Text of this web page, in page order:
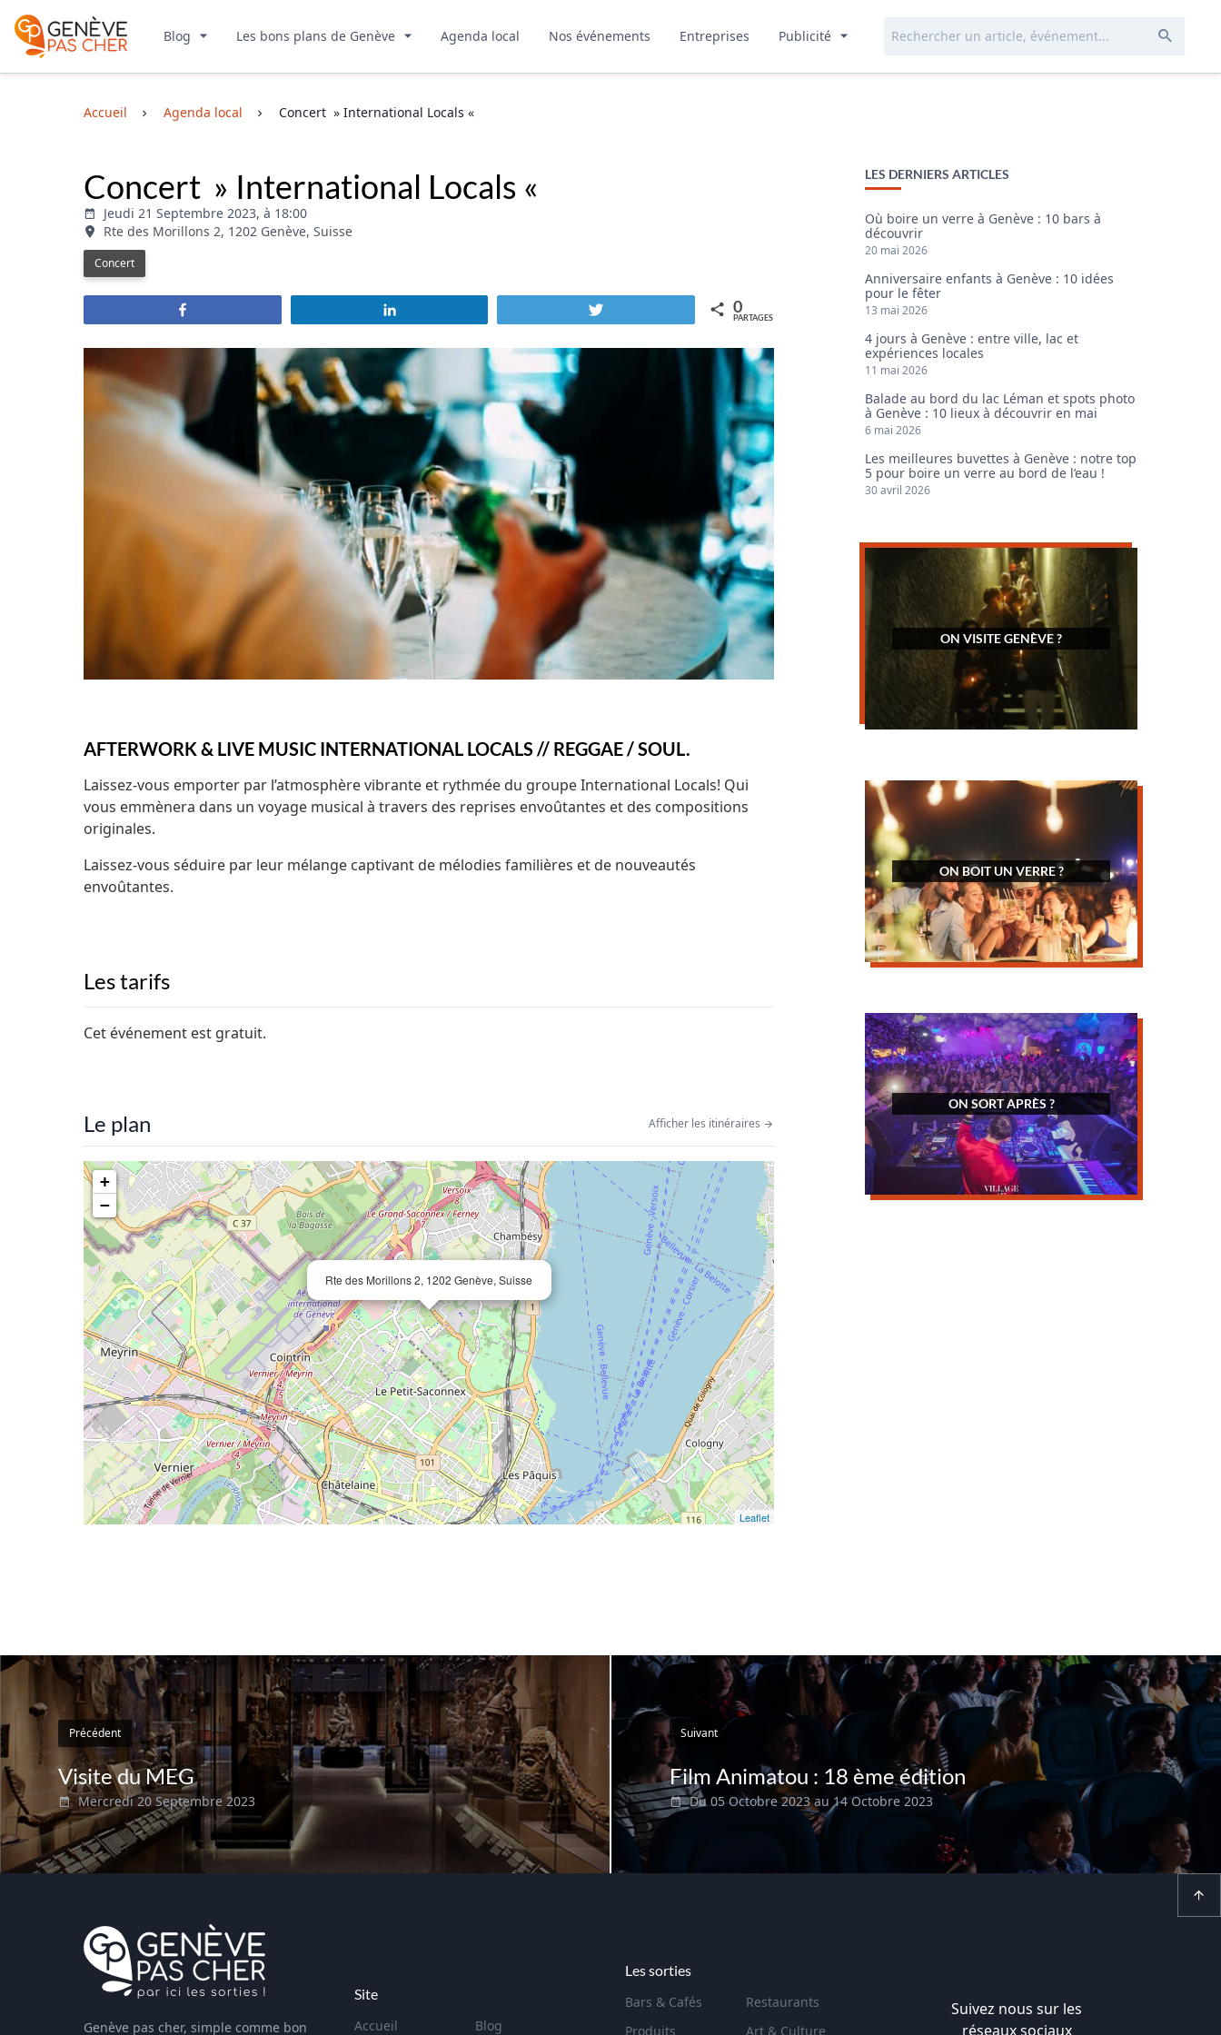
Blog Les bons plans de Genève Agenda local Nos événements Entreprises Publicité
Accueil Agenda local Concert » International Locals «
Concert » International Locals «
Jeudi 21 Septembre 2023, à 18:00
Rte des Morillons 2, 1202 Genève, Suisse
Concert
0
PARTAGES
AFTERWORK & LIVE MUSIC INTERNATIONAL LOCALS // REGGAE / SOUL.
Laissez-vous emporter par l’atmosphère vibrante et rythmée du groupe International Locals! Qui
vous emmènera dans un voyage musical à travers des reprises envoûtantes et des compositions
originales.
Laissez-vous séduire par leur mélange captivant de mélodies familières et de nouveautés
envoûtantes.
Les tarifs
Cet événement est gratuit.
Le plan Afficher les itinéraires
Rte des Morillons 2, 1202 Genève, Suisse
+
−
Leaflet
LES DERNIERS ARTICLES
Où boire un verre à Genève : 10 bars à
découvrir
20 mai 2026
Anniversaire enfants à Genève : 10 idées
pour le fêter
13 mai 2026
4 jours à Genève : entre ville, lac et
expériences locales
11 mai 2026
Balade au bord du lac Léman et spots photo
à Genève : 10 lieux à découvrir en mai
6 mai 2026
Les meilleures buvettes à Genève : notre top
5 pour boire un verre au bord de l’eau !
30 avril 2026
ON VISITE GENÈVE ?
ON BOIT UN VERRE ?
ON SORT APRÈS ?
Précédent
Visite du MEG
Mercredi 20 Septembre 2023
Suivant
Film Animatou : 18 ème édition
Du 05 Octobre 2023 au 14 Octobre 2023
Genève pas cher, simple comme bon
Site
Accueil
Blog
Les sorties
Bars & Cafés
Restaurants
Produits
Art & Culture
Suivez nous sur les
réseaux sociaux